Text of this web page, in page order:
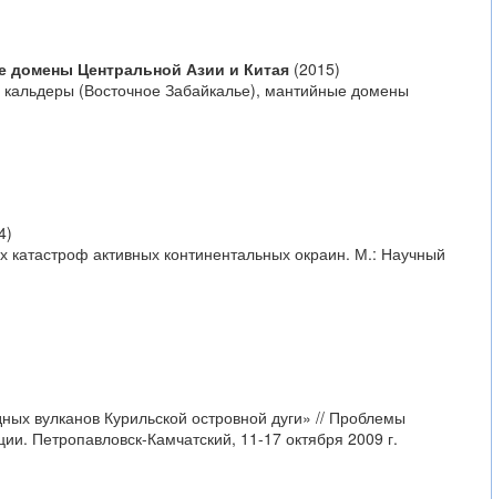
домены Центральной Азии и Китая (2015)
(Восточное Забайкалье), мантийные домены
активных континентальных окраин. М.: Научный
вулканов Курильской островной дуги» // Проблемы
Петропавловск-Камчатский, 11-17 октября 2009 г.